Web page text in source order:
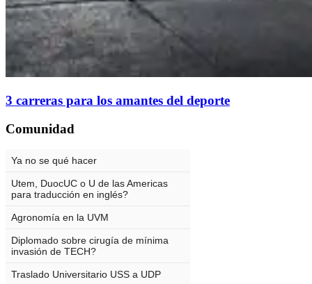
3 carreras para los amantes del deporte
Comunidad